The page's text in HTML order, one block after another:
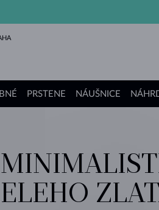
PRSTENE NÁUŠNICE